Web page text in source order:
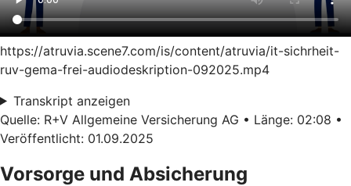
https://atruvia.scene7.com/is/content/atruvia/it-sichrheit-
ruv-gema-frei-audiodeskription-092025.mp4
Transkript anzeigen
Quelle: R+V Allgemeine Versicherung AG • Länge: 02:08 •
Veröffentlicht: 01.09.2025
Vorsorge und Absicherung